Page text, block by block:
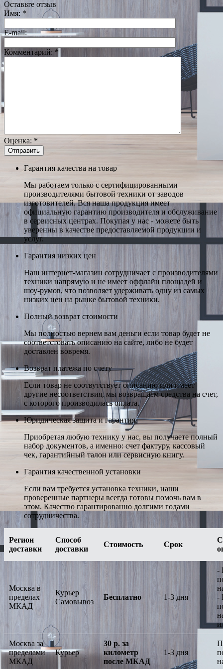
Оставьте отзыв
Имя: *
E-mail:
Комментарий: *
Оценка: *
Гарантия качества на товар
Мы работаем только с сертифицированными
производителями бытовой техники от заводов
изготовителей. Вся наша продукция имеет
официальную гарантию производителя и обслуживание
в сервисных центрах. Покупая у нас - можете быть
уверенны в качестве предоставляемой продукции и
услуг.
Гарантия низких цен
Наш интернет-магазин сотрудничает с производителями
техники напрямую и не имеет оффлайн площадей и
шоу-румов, что позволяет удерживать одну из самых
низких цен на рынке бытовой техники.
Полный возврат стоимости
Мы полностью вернем вам деньги если товар будет не
соответстовать описанию на сайте, либо не будет
доставлен вовремя.
Возврат платежа по счету
Если товар не соотвутствует описанию или имеет
другие несоответствия, мы возвращаем средства на счет,
с которого производилась оплата.
Юридическая защита и гарантия
Приобретая любую технику у нас, вы получаете полный
набор документов, а именно: счет фактуру, кассовый
чек, гарантийный талон или сервисную книгу.
Гарантия качественной установки
Если вам требуется установка техники, наши
проверенные партнеры всегда готовы помочь вам в
этом. Качество гарантированно долгими годами
сотрудничества.
Регион
доставки
Способ
доставки
Стоимость Срок
Москва в
пределах
МКАД
Курьер
Самовывоз
Бесплатно 1-3 дня
-
-
Москва за
пределами
МКАД
Курьер
30 р. за
километр
после МКАД
1-3 дня